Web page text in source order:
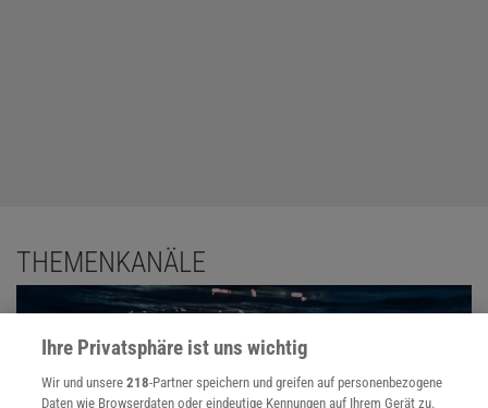
THEMENKANÄLE
Ihre Privatsphäre ist uns wichtig
Wir und unsere218-Partner speichern und greifen auf personenbezogene
Daten wie Browserdaten oder eindeutige Kennungen auf Ihrem Gerät zu.